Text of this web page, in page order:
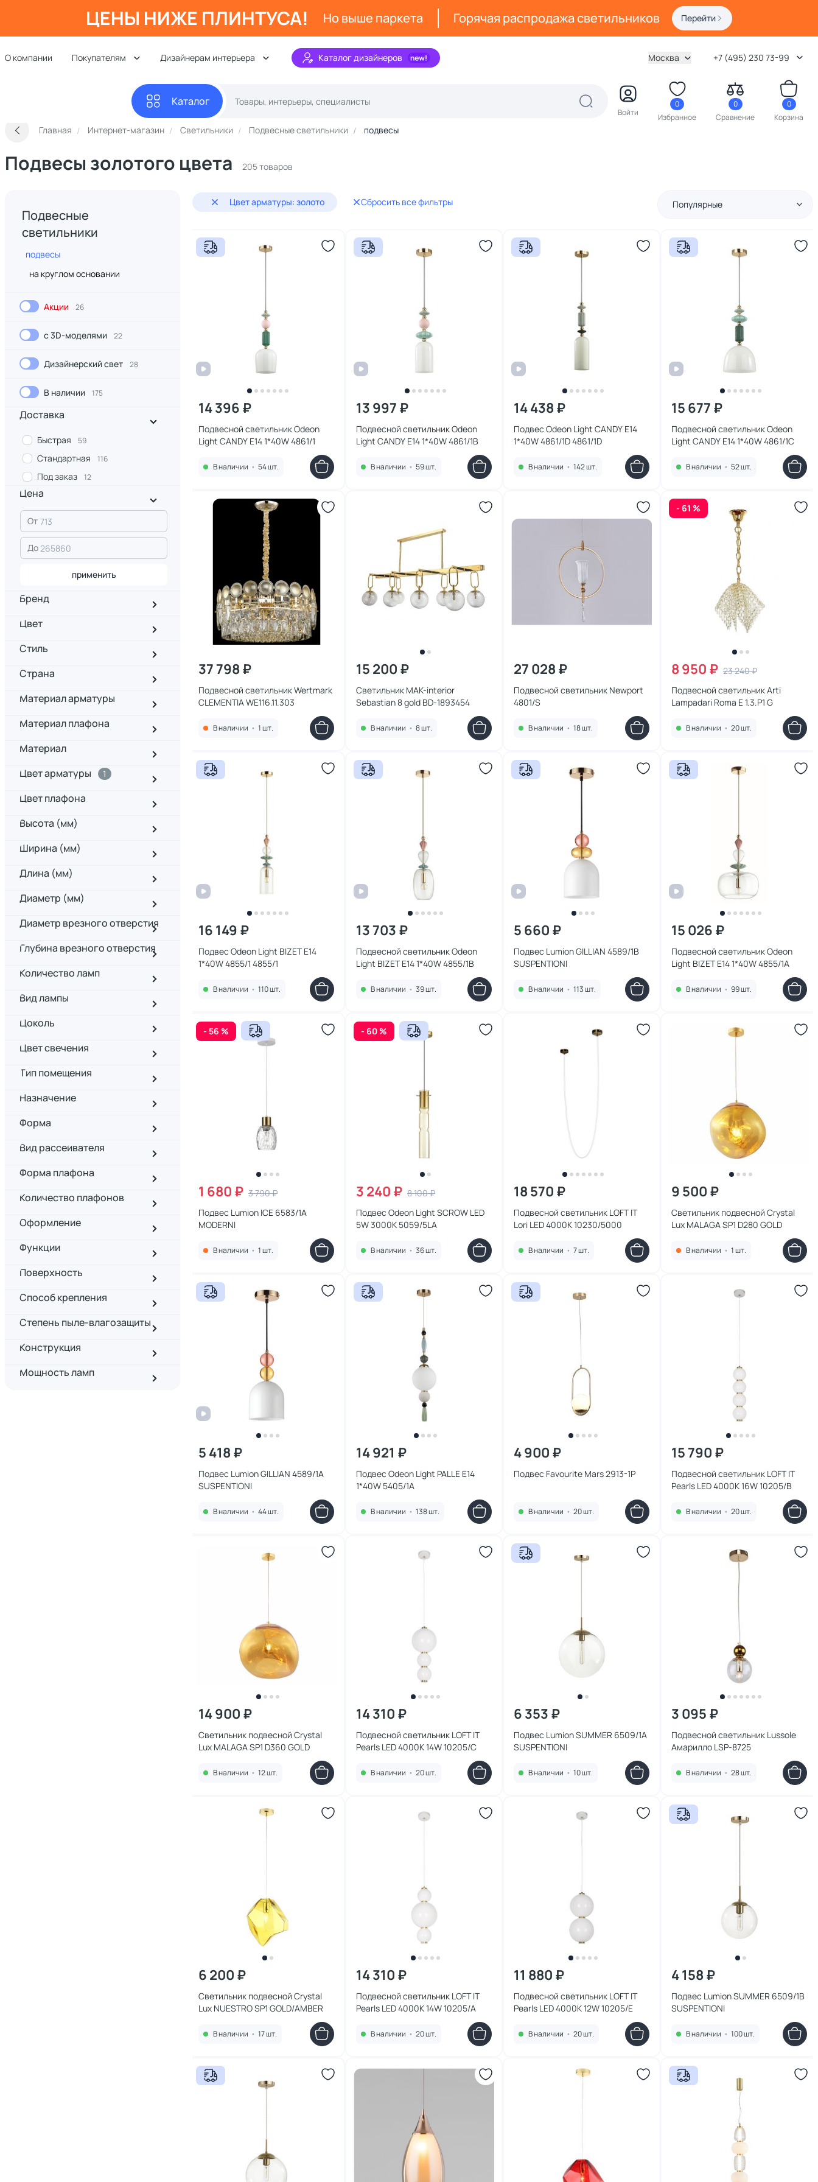
ЦЕНЫ НИЖЕ ПЛИНТУСА! Но выше паркета Горячая распродажа светильников Перейти
О компании Покупателям Дизайнерам интерьера Каталог дизайнеров Москва +7 (495) 230 73-99
Каталог
Войти
0
Избранное
0
Сравнение
0
Корзина
Главная Интернет-магазин Светильники Подвесные светильники подвесы
Подвесы золотого цвета 205 товаров
Подвесные
светильники
подвесы
на круглом основании
Акции 26
с 3D-моделями 22
Дизайнерский свет 28
В наличии 175
Доставка
Быстрая 59
Стандартная 116
Под заказ 12
Цена
От
До
применить
Бренд
Цвет
Стиль
Страна
Материал арматуры
Материал плафона
Материал
Цвет арматуры
1
Цвет плафона
Высота (мм)
Ширина (мм)
Длина (мм)
Диаметр (мм)
Диаметр врезного отверстия
Глубина врезного отверстия
Количество ламп
Вид лампы
Цоколь
Цвет свечения
Тип помещения
Назначение
Форма
Вид рассеивателя
Форма плафона
Количество плафонов
Оформление
Функции
Поверхность
Способ крепления
Степень пыле-влагозащиты
Конструкция
Мощность ламп
Цвет арматуры: золото Сбросить все фильтры Популярные
14 396 ₽
Подвесной светильник Odeon
Light CANDY E14 1*40W 4861/1
В наличии • 54 шт.
13 997 ₽
Подвесной светильник Odeon
Light CANDY E14 1*40W 4861/1B
В наличии • 59 шт.
14 438 ₽
Подвес Odeon Light CANDY E14
1*40W 4861/1D 4861/1D
В наличии • 142 шт.
15 677 ₽
Подвесной светильник Odeon
Light CANDY E14 1*40W 4861/1C
В наличии • 52 шт.
37 798 ₽
Подвесной светильник Wertmark
CLEMENTIA WE116.11.303
В наличии • 1 шт.
15 200 ₽
Светильник MAK-interior
Sebastian 8 gold BD-1893454
В наличии • 8 шт.
27 028 ₽
Подвесной светильник Newport
4801/S
В наличии • 18 шт.
- 61 %
8 950 ₽ 23 240 ₽
Подвесной светильник Arti
Lampadari Roma E 1.3.P1 G
В наличии • 20 шт.
16 149 ₽
Подвес Odeon Light BIZET E14
1*40W 4855/1 4855/1
В наличии • 110 шт.
13 703 ₽
Подвесной светильник Odeon
Light BIZET E14 1*40W 4855/1B
В наличии • 39 шт.
5 660 ₽
Подвес Lumion GILLIAN 4589/1B
SUSPENTIONI
В наличии • 113 шт.
15 026 ₽
Подвесной светильник Odeon
Light BIZET E14 1*40W 4855/1A
В наличии • 99 шт.
- 56 %
1 680 ₽ 3 790 ₽
Подвес Lumion ICE 6583/1A
MODERNI
В наличии • 1 шт.
- 60 %
3 240 ₽ 8 100 ₽
Подвес Odeon Light SCROW LED
5W 3000K 5059/5LA
В наличии • 36 шт.
18 570 ₽
Подвесной светильник LOFT IT
Lori LED 4000K 10230/5000
В наличии • 7 шт.
9 500 ₽
Светильник подвесной Crystal
Lux MALAGA SP1 D280 GOLD
В наличии • 1 шт.
5 418 ₽
Подвес Lumion GILLIAN 4589/1A
SUSPENTIONI
В наличии • 44 шт.
14 921 ₽
Подвес Odeon Light PALLE E14
1*40W 5405/1A
В наличии • 138 шт.
4 900 ₽
Подвес Favourite Mars 2913-1P
В наличии • 20 шт.
15 790 ₽
Подвесной светильник LOFT IT
Pearls LED 4000K 16W 10205/B
В наличии • 20 шт.
14 900 ₽
Светильник подвесной Crystal
Lux MALAGA SP1 D360 GOLD
В наличии • 12 шт.
14 310 ₽
Подвесной светильник LOFT IT
Pearls LED 4000K 14W 10205/C
В наличии • 20 шт.
6 353 ₽
Подвес Lumion SUMMER 6509/1A
SUSPENTIONI
В наличии • 10 шт.
3 095 ₽
Подвесной светильник Lussole
Амарилло LSP-8725
В наличии • 28 шт.
6 200 ₽
Светильник подвесной Crystal
Lux NUESTRO SP1 GOLD/AMBER
В наличии • 17 шт.
14 310 ₽
Подвесной светильник LOFT IT
Pearls LED 4000K 14W 10205/A
В наличии • 20 шт.
11 880 ₽
Подвесной светильник LOFT IT
Pearls LED 4000K 12W 10205/E
В наличии • 20 шт.
4 158 ₽
Подвес Lumion SUMMER 6509/1B
SUSPENTIONI
В наличии • 100 шт.